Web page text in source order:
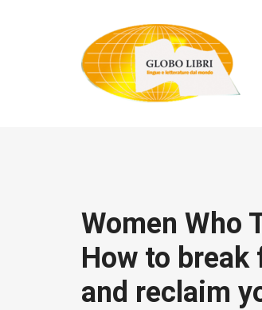
Women Who
How to
and reclaim